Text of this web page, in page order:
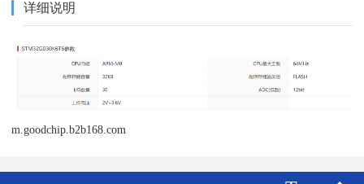
详细说明
m.goodchip.b2b168.com